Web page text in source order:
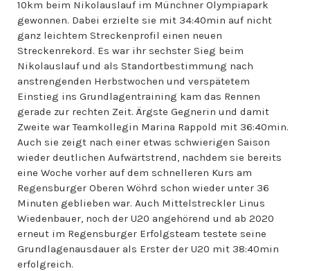
10km beim Nikolauslauf im Münchner Olympiapark
gewonnen. Dabei erzielte sie mit 34:40min auf nicht
ganz leichtem Streckenprofil einen neuen
Streckenrekord. Es war ihr sechster Sieg beim
Nikolauslauf und als Standortbestimmung nach
anstrengenden Herbstwochen und verspätetem
Einstieg ins Grundlagentraining kam das Rennen
gerade zur rechten Zeit. Ärgste Gegnerin und damit
Zweite war Teamkollegin Marina Rappold mit 36:40min.
Auch sie zeigt nach einer etwas schwierigen Saison
wieder deutlichen Aufwärtstrend, nachdem sie bereits
eine Woche vorher auf dem schnelleren Kurs am
Regensburger Oberen Wöhrd schon wieder unter 36
Minuten geblieben war. Auch Mittelstreckler Linus
Wiedenbauer, noch der U20 angehörend und ab 2020
erneut im Regensburger Erfolgsteam testete seine
Grundlagenausdauer als Erster der U20 mit 38:40min
erfolgreich.